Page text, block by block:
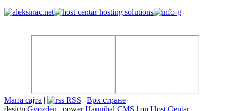
Мапа сајта | RSS | Врх стране
design Gvozden | powerHannibal CMS | on Host Centar